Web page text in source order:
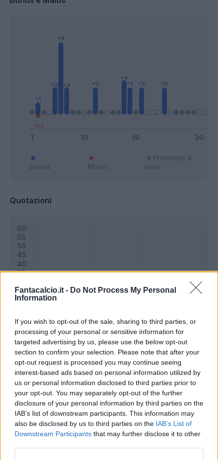
Fantacalcio.it - Do Not Process My Personal
Information
If you wish to opt-out of the sale, sharing to third parties, or
processing of your personal or sensitive information for
targeted advertising by us, please use the below opt-out
section to confirm your selection. Please note that after your
opt-out request is processed you may continue seeing
interest-based ads based on personal information utilized by
us or personal information disclosed to third parties prior to
your opt-out. You may separately opt-out of the further
disclosure of your personal information by third parties on the
IAB’s list of downstream participants. This information may
also be disclosed by us to third parties on the IAB’s List of
Downstream Participants that may further disclose it to other
Quotazioni
Classic Mantra
Riepilogo stagione
Titolare 18 - 62%